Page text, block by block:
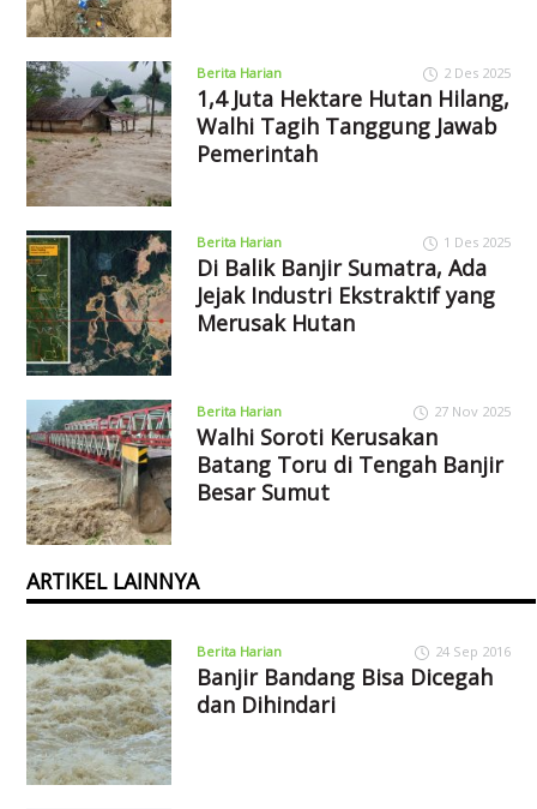
Berita Harian 2 Des 2025
1,4 Juta Hektare Hutan Hilang,
Walhi Tagih Tanggung Jawab
Pemerintah
Berita Harian 1 Des 2025
Di Balik Banjir Sumatra, Ada
Jejak Industri Ekstraktif yang
Merusak Hutan
Berita Harian 27 Nov 2025
Walhi Soroti Kerusakan
Batang Toru di Tengah Banjir
Besar Sumut
ARTIKEL LAINNYA
Berita Harian 24 Sep 2016
Banjir Bandang Bisa Dicegah
dan Dihindari